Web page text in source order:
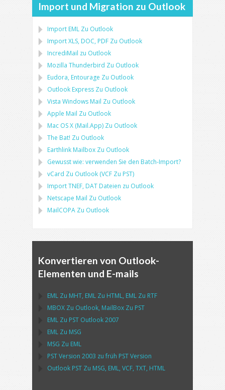
Import und Migration zu Outlook
Import EML Zu Outlook
ImportXLS, DOC, PDF Zu Outlook
IncrediMail zu Outlook
Mozilla Thunderbird Zu Outlook
Eudora, Entourage Zu Outlook
Outlook Express Zu Outlook
Vista Windows Mail Zu Outlook
Apple Mail Zu Outlook
Mac OS X (Mail.App) Zu Outlook
The Bat! Zu Outlook
Earthlink Mailbox Zu Outlook
Gewusst wie: verwenden Sie den Batch-Import?
vCard Zu Outlook (VCF Zu PST)
ImportTNEF, DAT Dateien zu Outlook
Netscape Mail Zu Outlook
MailCOPA Zu Outlook
Konvertieren von Outlook-
Elementen und E-mails
EML Zu MHT, EML Zu HTML, EML Zu RTF
MBOX Zu Outlook, MailBox Zu PST
EML Zu PST Outlook2007
EML Zu MSG
MSG Zu EML
PSTVersion 2003 zu früh PSTVersion
Outlook PST Zu MSG, EML, VCF, TXT, HTML